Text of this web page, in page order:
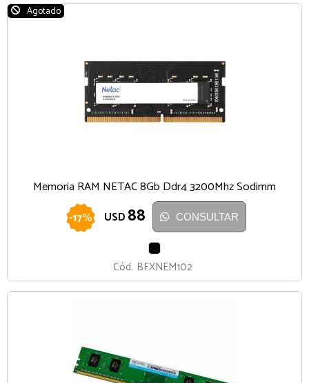
Agotado
Memoria RAM NETAC 8Gb Ddr4 3200Mhz Sodimm
-17% USD 88 CONSULTAR
Cód. BFXNEM102